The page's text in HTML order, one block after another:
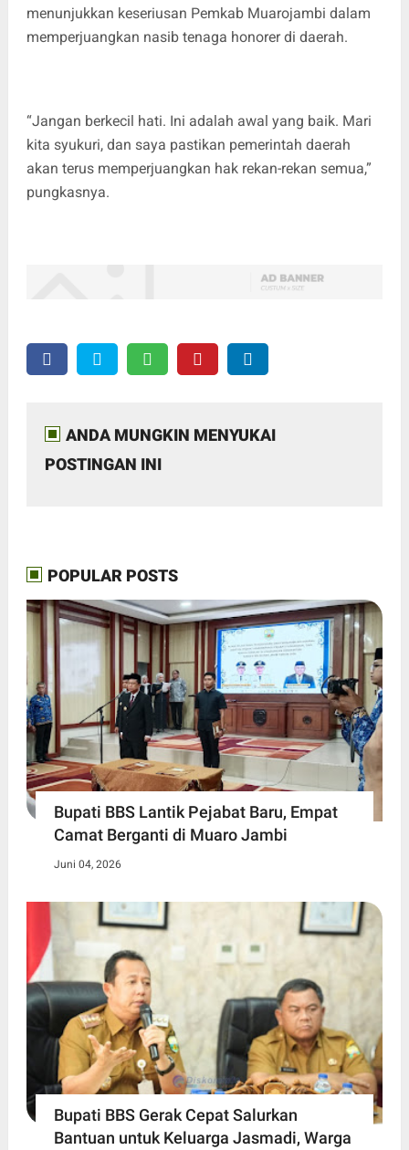
menunjukkan keseriusan Pemkab Muarojambi dalam
memperjuangkan nasib tenaga honorer di daerah.
“Jangan berkecil hati. Ini adalah awal yang baik. Mari
kita syukuri, dan saya pastikan pemerintah daerah
akan terus memperjuangkan hak rekan-rekan semua,”
pungkasnya.
ANDA MUNGKIN MENYUKAI
POSTINGAN INI
POPULAR POSTS
Bupati BBS Lantik Pejabat Baru, Empat
Camat Berganti di Muaro Jambi
Juni 04, 2026
Bupati BBS Gerak Cepat Salurkan
Bantuan untuk Keluarga Jasmadi, Warga